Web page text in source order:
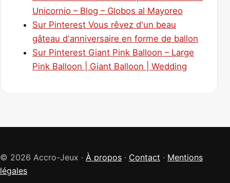
Unicornio – Blog – Globos al Mayoreo
Sur Pinterest Vous rêvez d'un beau
gâteau d'anniversaire en forme de ballon
Sur Pinterest Giant Pink Balloon – Large
Pink Balloon | Giant Balloon | Wedding
© 2026 Accro-Jeux · À propos · Contact · Mentions
légales